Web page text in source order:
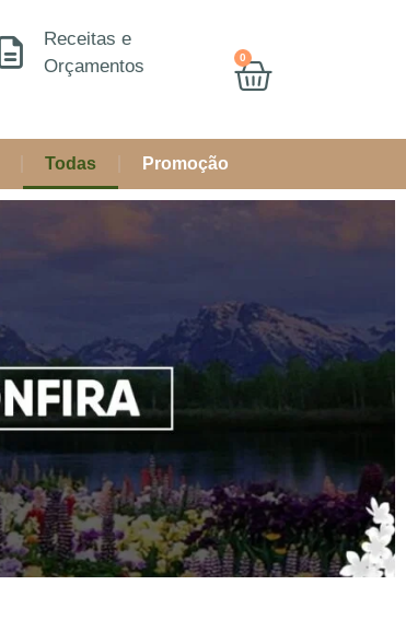
Receitas e
Orçamentos
0
Todas Promoção